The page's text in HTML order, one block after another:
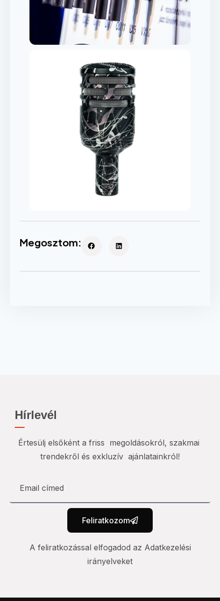
Megosztom:
Hírlevél
Értesülj elsőként a friss megoldásokról, szakmai
trendekről és exkluzív ajánlatainkról!
Feliratkozom
A feliratkozással elfogadod az Adatkezelési
irányelveket